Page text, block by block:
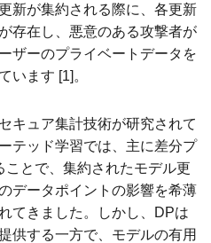
新が集約される際に、各更新
存在し、悪意のある攻撃者が
ザーのプライベートデータを
います [1]。
キュア集計技術が研究されて
テッド学習では、主に差分プ
とで、集約されたモデル更
データポイントの影響を希薄
てきました。しかし、DPは
供する一方で、モデルの有用